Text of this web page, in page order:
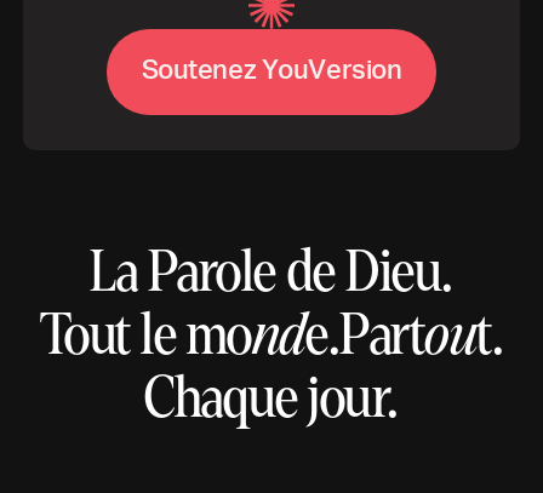
SoutenezYouVersion
La Parole de Dieu.
Tout le monde.Partout.
Chaque jour.